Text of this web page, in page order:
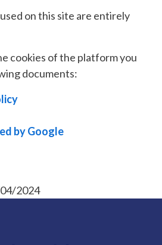
on this site are entirely
cookies of the platform you
documents:
by Google
2024